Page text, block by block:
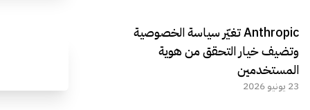
Anthropic تغيّر سياسة الخصوصية
وتضيف خيار التحقق من هوية
المستخدمين
23 يونيو 2026